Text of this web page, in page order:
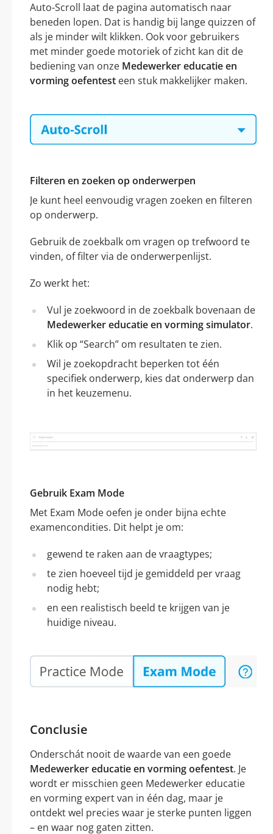
Auto-Scroll laat de pagina automatisch naar
beneden lopen. Dat is handig bij lange quizzen of
als je minder wilt klikken. Ook voor gebruikers
met minder goede motoriek of zicht kan dit de
bediening van onze Medewerker educatie en
vorming oefentest een stuk makkelijker maken.
Filteren en zoeken op onderwerpen
Je kunt heel eenvoudig vragen zoeken en filteren
op onderwerp.
Gebruik de zoekbalk om vragen op trefwoord te
vinden, of filter via de onderwerpenlijst.
Zo werkt het:
Vul je zoekwoord in de zoekbalk bovenaan de
Medewerker educatie en vorming simulator.
Klik op “Search” om resultaten te zien.
Wil je zoekopdracht beperken tot één
specifiek onderwerp, kies dat onderwerp dan
in het keuzemenu.
Gebruik Exam Mode
Met Exam Mode oefen je onder bijna echte
examencondities. Dit helpt je om:
gewend te raken aan de vraagtypes;
te zien hoeveel tijd je gemiddeld per vraag
nodig hebt;
en een realistisch beeld te krijgen van je
huidige niveau.
Conclusie
Onderschát nooit de waarde van een goede
Medewerker educatie en vorming oefentest. Je
wordt er misschien geen Medewerker educatie
en vorming expert van in één dag, maar je
ontdekt wel precies waar je sterke punten liggen
– en waar nog gaten zitten.